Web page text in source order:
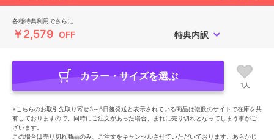
各種特典利用でさらに
￥2,579 OFF 特典内訳
カラー・サイズを選ぶ
1人
※こちらのお取引先取り寄せ3～6日後発送と表示されている商品は複数のサイトで在庫を共
有しておりますので、同時にご注文があった場合、まれに売り切れとなってしまう事がご
ざいます。
この場合は売り切れ商品のみ、ご注文をキャンセルさせていただいております。あらかじ